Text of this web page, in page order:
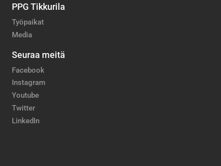
PPG Tikkurila
Työpaikat
Media
Seuraa meitä
Facebook
Instagram
Youtube
Twitter
LinkedIn